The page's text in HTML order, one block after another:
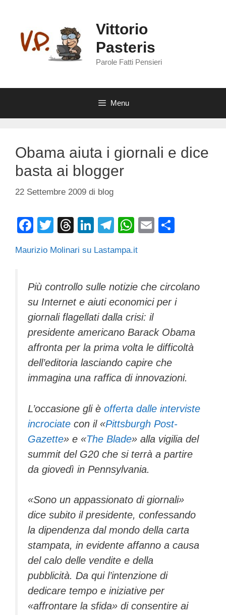
contenuto
Vittorio
Pasteris
Parole Fatti Pensieri
Menu
Obama aiuta i giornali e dice
basta ai blogger
22 Settembre 2009 di blog
F
c
b
o
o
k
T
tt
T
e
d
s
Li
k
dI
n
T
e
a
m
W
at
A
p
p
E
vi
di
Maurizio Molinari su Lastampa.it
Più controllo sulle notizie che circolano
su Internet e aiuti economici per i
giornali flagellati dalla crisi: il
presidente americano Barack Obama
affronta per la prima volta le difficoltà
dell’editoria lasciando capire che
immagina una raffica di innovazioni.
L’occasione gli è offerta dalle interviste
incrociate con il «Pittsburgh Post-
Gazette» e «The Blade» alla vigilia del
summit del G20 che si terrà a partire
da giovedì in Pennsylvania.
«Sono un appassionato di giornali»
dice subito il presidente, confessando
la dipendenza dal mondo della carta
stampata, in evidente affanno a causa
del calo delle vendite e della
pubblicità. Da qui l’intenzione di
dedicare tempo e iniziative per
«affrontare la sfida» di consentire ai